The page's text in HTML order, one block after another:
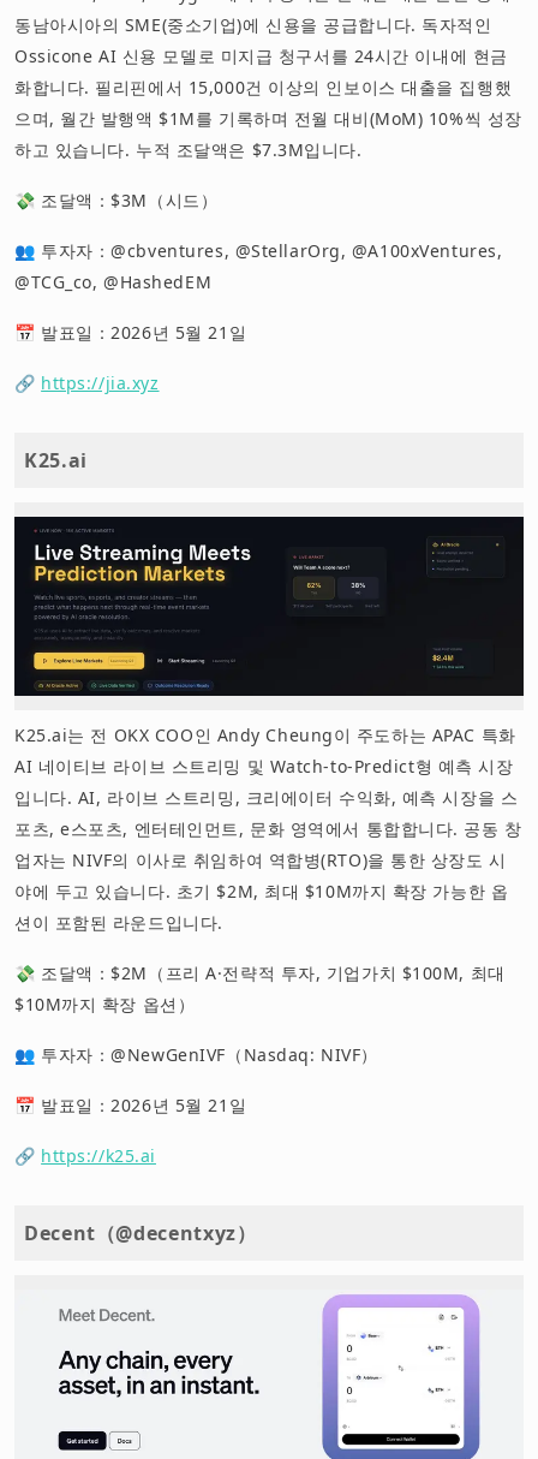
동남아시아의 SME(중소기업)에 신용을 공급합니다. 독자적인
Ossicone AI 신용 모델로 미지급 청구서를 24시간 이내에 현금
화합니다. 필리핀에서 15,000건 이상의 인보이스 대출을 집행했
으며, 월간 발행액 $1M를 기록하며 전월 대비(MoM) 10%씩 성장
하고 있습니다. 누적 조달액은 $7.3M입니다.
💸 조달액：$3M（시드）
👥 투자자：@cbventures, @StellarOrg, @A100xVentures,
@TCG_co, @HashedEM
📅 발표일：2026년 5월 21일
🔗 https://jia.xyz
K25.ai
K25.ai는 전 OKX COO인 Andy Cheung이 주도하는 APAC 특화
AI 네이티브 라이브 스트리밍 및 Watch-to-Predict형 예측 시장
입니다. AI, 라이브 스트리밍, 크리에이터 수익화, 예측 시장을 스
포츠, e스포츠, 엔터테인먼트, 문화 영역에서 통합합니다. 공동 창
업자는 NIVF의 이사로 취임하여 역합병(RTO)을 통한 상장도 시
야에 두고 있습니다. 초기 $2M, 최대 $10M까지 확장 가능한 옵
션이 포함된 라운드입니다.
💸 조달액：$2M（프리 A·전략적 투자, 기업가치 $100M, 최대
$10M까지 확장 옵션）
👥 투자자：@NewGenIVF（Nasdaq: NIVF）
📅 발표일：2026년 5월 21일
🔗 https://k25.ai
Decent（@decentxyz）